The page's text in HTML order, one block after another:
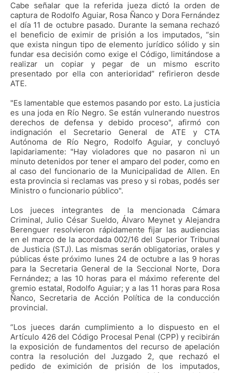
Cabe señalar que la referida jueza dictó la orden de
captura de Rodolfo Aguiar, Rosa Ñanco y Dora Fernández
el día 11 de octubre pasado. Durante la semana rechazó
el beneficio de eximir de prisión a los imputados, “sin
que exista ningun tipo de elemento jurídico sólido y sin
fundar esa decisión como exige el Código, limitándose a
realizar un copiar y pegar de un mismo escrito
presentado por ella con anterioridad” refirieron desde
ATE.
"Es lamentable que estemos pasando por esto. La justicia
es una joda en Río Negro. Se están vulnerando nuestros
derechos de defensa y debido proceso", afirmó con
indignación el Secretario General de ATE y CTA
Autónoma de Río Negro, Rodolfo Aguiar, y concluyó
lapidariamente: "Hay violadores que no pasaron ni un
minuto detenidos por tener el amparo del poder, como en
al caso del funcionario de la Municipalidad de Allen. En
esta provincia si reclamas vas preso y si robas, podés ser
Ministro o funcionario público".
Los jueces integrantes de la mencionada Cámara
Criminal, Julio César Sueldo, Álvaro Meynet y Alejandra
Berenguer resolvieron rápidamente fijar las audiencias
en el marco de la acordada 002/16 del Superior Tribunal
de Justicia (STJ). Las mismas serán obligatorias, orales y
públicas éste próximo lunes 24 de octubre a las 9 horas
para la Secretaria General de la Seccional Norte, Dora
Fernández; a las 10 horas para el máximo referente del
gremio estatal, Rodolfo Aguiar; y a las 11 horas para Rosa
Ñanco, Secretaria de Acción Política de la conducción
provincial.
“Los jueces darán cumplimiento a lo dispuesto en el
Artículo 426 del Código Procesal Penal (CPP) y recibirán
la exposición de fundamentos del recurso de apelación
contra la resolución del Juzgado 2, que rechazó el
pedido de eximición de prisión de los imputados,